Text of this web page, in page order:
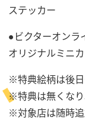
ステッカー
●ビクターオンラ
オリジナルミニ
※特典絵柄は後日
※特典は無くなり
※対象店は随時追